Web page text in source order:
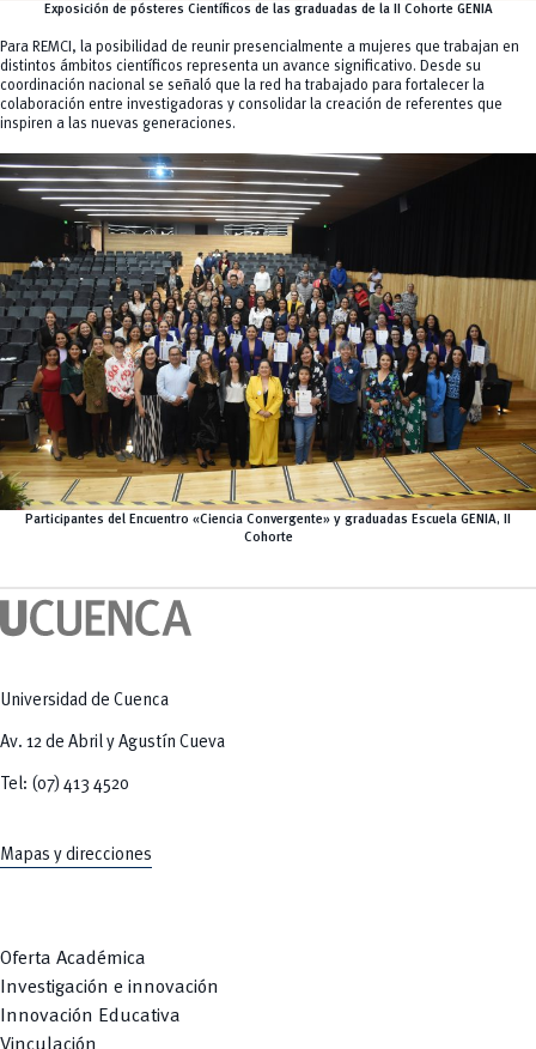
Exposición de pósteres Científicos de las graduadas de la II Cohorte GENIA
Para REMCI, la posibilidad de reunir presencialmente a mujeres que trabajan en
distintos ámbitos científicos representa un avance significativo. Desde su
coordinación nacional se señaló que la red ha trabajado para fortalecer la
colaboración entre investigadoras y consolidar la creación de referentes que
inspiren a las nuevas generaciones.
Participantes del Encuentro «Ciencia Convergente» y graduadas Escuela GENIA, II
Cohorte
Universidad de Cuenca
Av. 12 de Abril y Agustín Cueva
Tel: (07) 413 4520
Mapas y direcciones
Oferta Académica
Investigación e innovación
Innovación Educativa